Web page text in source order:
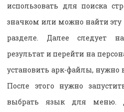
использовать для поиска
значком или можно найти
разделе. Далее следует
результат и перейти на
установить арк-файлы, нужно
После этого нужно
выбрать язык для меню.